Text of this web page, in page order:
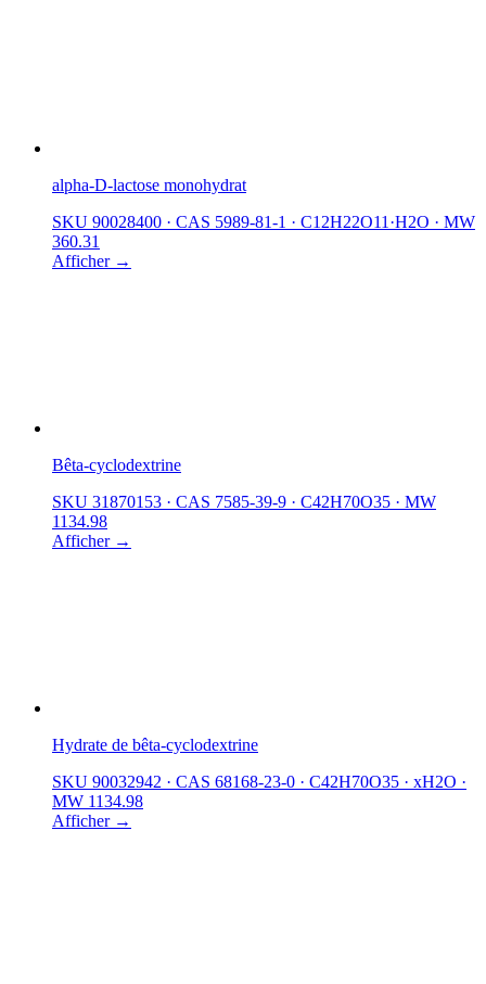
alpha-D-lactose monohydrat
SKU 90028400 · CAS 5989-81-1 · C12H22O11·H2O · MW
360.31
Afficher →
Bêta-cyclodextrine
SKU 31870153 · CAS 7585-39-9 · C42H70O35 · MW
1134.98
Afficher →
Hydrate de bêta-cyclodextrine
SKU 90032942 · CAS 68168-23-0 · C42H70O35 · xH2O ·
MW 1134.98
Afficher →